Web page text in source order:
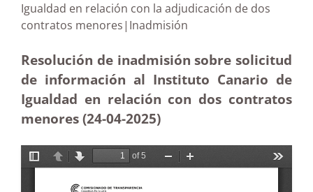
Igualdad en relación con la adjudicación de dos
contratos menores|Inadmisión
Resolución de inadmisión sobre solicitud
de información al Instituto Canario de
Igualdad en relación con dos contratos
menores (24-04-2025)